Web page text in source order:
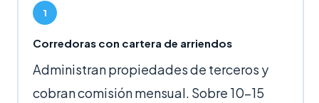
1
Corredoras con cartera de arriendos
Administran propiedades de terceros y
cobran comisión mensual. Sobre 10–15